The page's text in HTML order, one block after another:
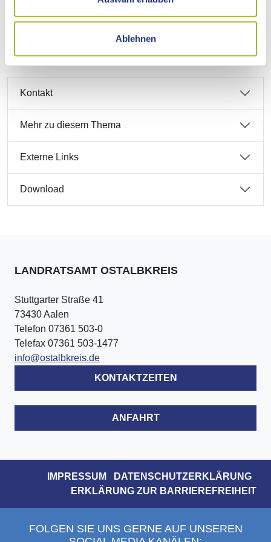
Ablehnen
Kontakt
Mehr zu diesem Thema
Externe Links
Download
LANDRATSAMT OSTALBKREIS
Stuttgarter Straße 41
73430 Aalen
Telefon 07361 503-0
Telefax 07361 503-1477
info@ostalbkreis.de
KONTAKTZEITEN
ANFAHRT
IMPRESSUM
DATENSCHUTZERKLÄRUNG
ERKLÄRUNG ZUR BARRIEREFREIHEIT
FOLGEN SIE UNS GERNE AUF UNSEREN